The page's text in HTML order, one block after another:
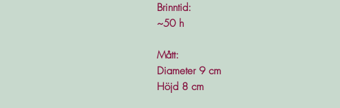
Brinntid:
~50 h
Mått:
Diameter 9 cm
Höjd 8 cm